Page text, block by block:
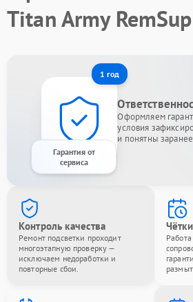
Titan Army
1 год
Гарантия от
сервиса
Оформляем
условия
и понятны
Контроль качества
Ремонт подсветки проходит
многоэтапную проверку —
исключаем недоработки и
повторные сбои.